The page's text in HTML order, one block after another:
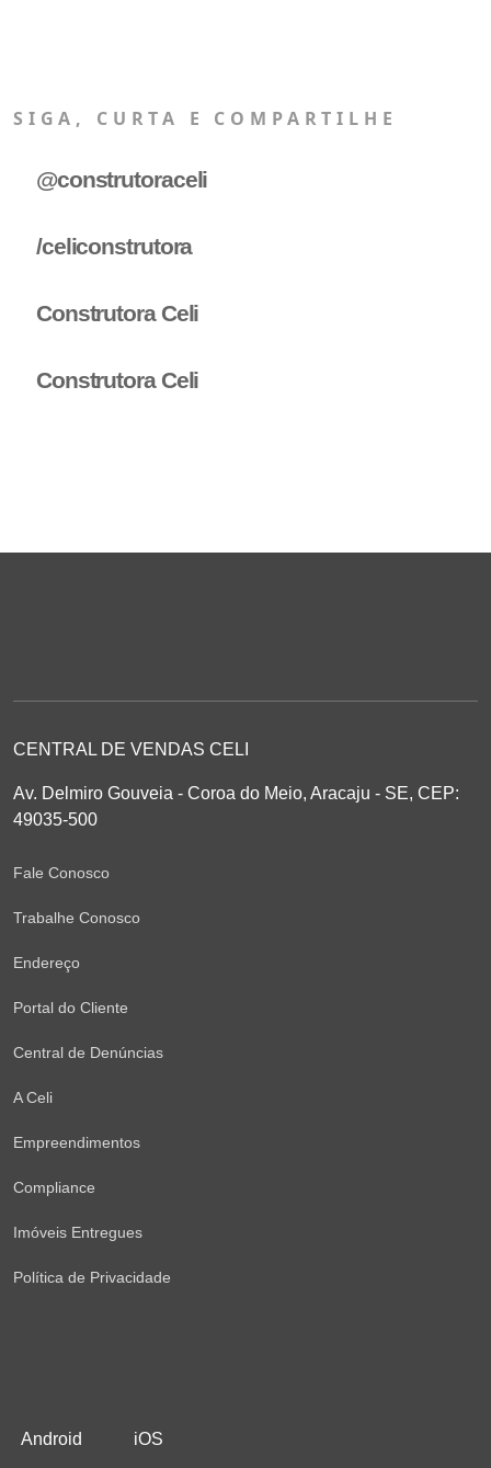
SIGA, CURTA E COMPARTILHE
@construtoraceli
/celiconstrutora
Construtora Celi
Construtora Celi
CENTRAL DE VENDAS CELI
Av. Delmiro Gouveia - Coroa do Meio, Aracaju - SE, CEP:
49035-500
Fale Conosco
Trabalhe Conosco
Endereço
Portal do Cliente
Central de Denúncias
A Celi
Empreendimentos
Compliance
Imóveis Entregues
Política de Privacidade
Android iOS